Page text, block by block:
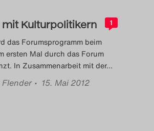
Blog
2015
Blog
2016
mit Kulturpolitikern 1
das Forumsprogramm beim
ersten Mal durch das Forum
In Zusammenarbeit mit der…
• 15. Mai 2012